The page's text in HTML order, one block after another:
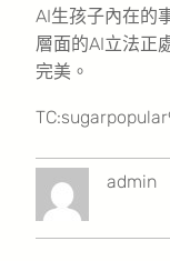
AI生孩子內在的
層面的AI立法正
完美。
admin